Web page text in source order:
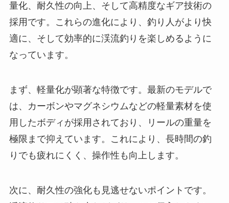
量化、耐久性の向上、そして高精度なギア技術の
採用です。これらの進化により、釣り人がより快
適に、そして効率的に渓流釣りを楽しめるように
なっています。
まず、軽量化が顕著な特徴です。最新のモデルで
は、カーボンやマグネシウムなどの軽量素材を使
用したボディが採用されており、リールの重量を
極限まで抑えています。これにより、長時間の釣
りでも疲れにくく、操作性も向上します。
次に、耐久性の強化も見逃せないポイントです。